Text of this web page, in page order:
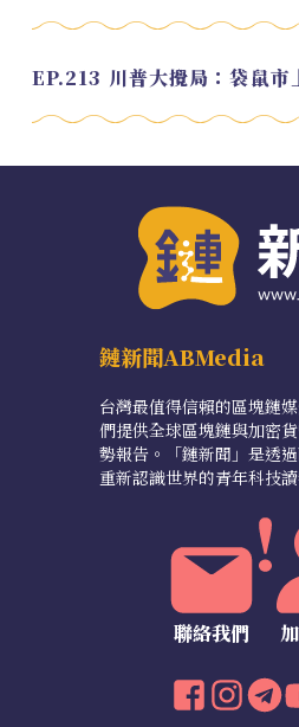
鏈新聞ABMedia
台灣最值得信賴的區塊鏈
們提供全球區塊鏈與加密
勢報告。「鏈新聞」是透
重新認識世界的青年科技讀
聯絡我們